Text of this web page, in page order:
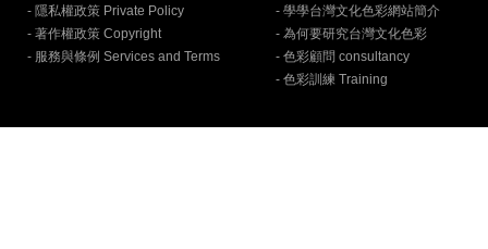
- 隱私權政策 Private Policy
- 著作權政策 Copyright
- 服務與條例 Services and Terms
- 學學台灣文化色彩網站簡介
- 為何要研究台灣文化色彩
- 色彩顧問 consultancy
- 色彩訓練 Training